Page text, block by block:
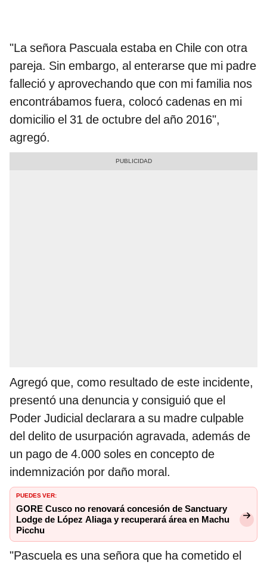
"La señora Pascuala estaba en Chile con otra
pareja. Sin embargo, al enterarse que mi padre
falleció y aprovechando que con mi familia nos
encontrábamos fuera, colocó cadenas en mi
domicilio el 31 de octubre del año 2016",
agregó.
Agregó que, como resultado de este incidente,
presentó una denuncia y consiguió que el
Poder Judicial declarara a su madre culpable
del delito de usurpación agravada, además de
un pago de 4.000 soles en concepto de
indemnización por daño moral.
PUEDES VER:
GORE Cusco no renovará concesión de Sanctuary
Lodge de López Aliaga y recuperará área en Machu
Picchu
"Pascuela es una señora que ha cometido el